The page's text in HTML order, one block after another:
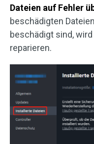
Dateien auf Fehler
beschädigten
beschädigt sind,
reparieren.